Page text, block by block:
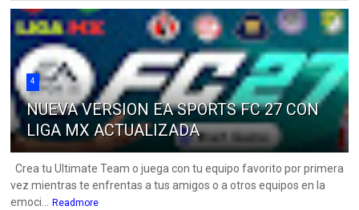
4
NUEVA VERSION EA SPORTS FC 27 CON
LIGA MX ACTUALIZADA
Crea tu Ultimate Team o juega con tu equipo favorito por primera
vez mientras te enfrentas a tus amigos o a otros equipos en la
emoci... Readmore